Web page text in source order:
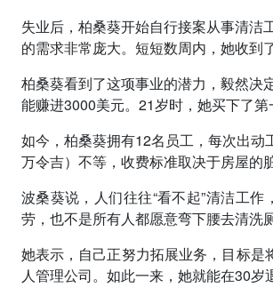
失业后，柏桑葵开始自行接案从事清洁
的需求非常庞大。短短数周内，她收到
柏桑葵看到了这项事业的潜力，毅然决
能赚进3000美元。21岁时，她买下了第
如今，柏桑葵拥有12名员工，每次出
万令吉）不等，收费标准取决于房屋的
波桑葵说，人们往往“看不起”清洁工
劳，也不是所有人都愿意弯下腰去清洗
她表示，自己正努力拓展业务，目标是
人管理公司。如此一来，她就能在30岁